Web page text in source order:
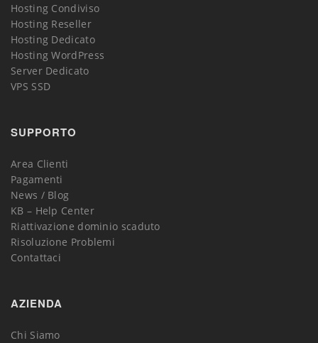
Hosting Condiviso
Hosting Reseller
Hosting Dedicato
Hosting WordPress
Server Dedicato
VPS SSD
SUPPORTO
Area Clienti
Pagamenti
News / Blog
KB – Help Center
Riattivazione dominio scaduto
Risoluzione Problemi
Contattaci
AZIENDA
Chi Siamo